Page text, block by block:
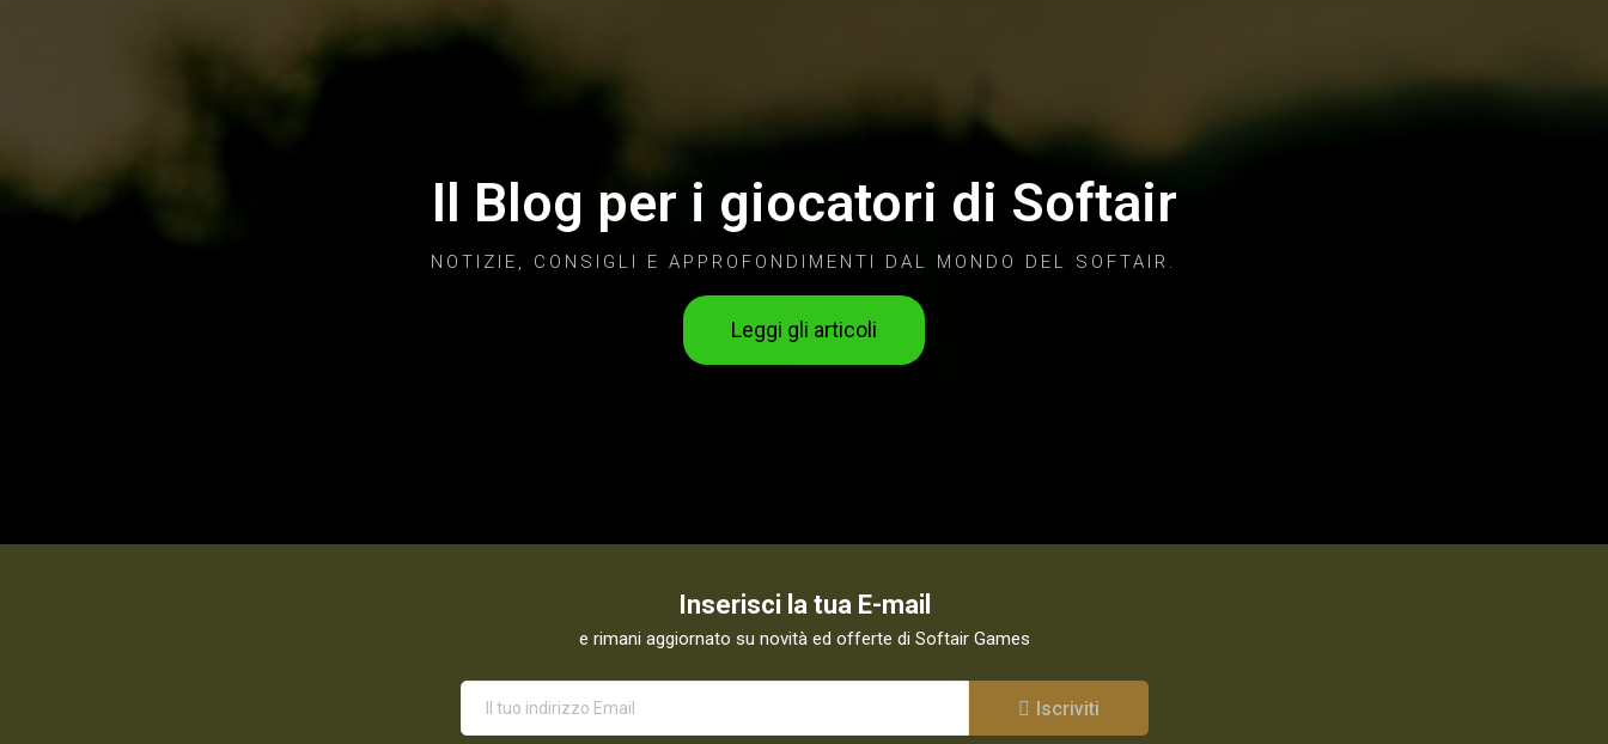
Il Blog per i giocatori di Softair
NOTIZIE, CONSIGLI E APPROFONDIMENTI DAL MONDO DEL SOFTAIR.
Leggi gli articoli
Inserisci la tua E-mail
e rimani aggiornato su novità ed offerte di Softair Games
Iscriviti